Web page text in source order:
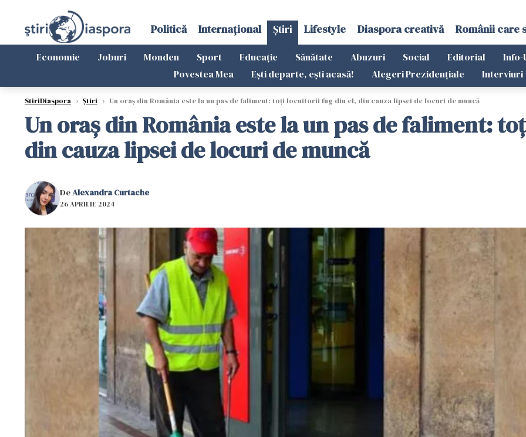
Politică Internațional Știri Lifestyle Diaspora creativă Românii care
Economie Joburi Monden Sport Educație Sănătate Abuzuri Social Editorial Info-
Povestea Mea
Ești departe, ești acasă! Alegeri Prezidențiale Interviuri
StiriDiaspora › Știri › Un oraș din România este la un pas de faliment: toți locuitorii fug din el, din cauza lipsei de locuri de muncă
Un oraș din România este la un pas de faliment:
din cauza lipsei de locuri de muncă
DeAlexandra Curtache
26 APRILIE 2024